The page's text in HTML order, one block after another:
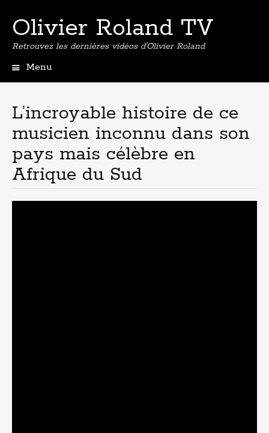
Olivier Roland TV
Retrouvez les dernières vidéos d'Olivier Roland
Menu
contenu
principal
L’incroyable histoire de ce
musicien inconnu dans son
pays mais célèbre en
Afrique du Sud